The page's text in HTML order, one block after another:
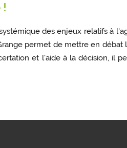
!
des enjeux relatifs à
permet de mettre en
et l'aide à la décision, il